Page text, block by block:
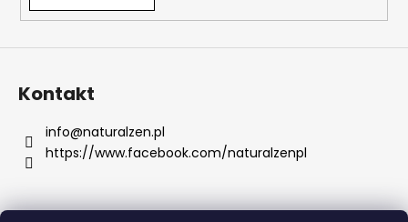
P
l
Kontakt
info@naturalzen.pl
https://www.facebook.com/naturalzenpl